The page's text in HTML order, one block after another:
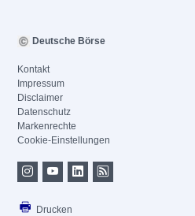
Deutsche Börse
Kontakt
Impressum
Disclaimer
Datenschutz
Markenrechte
Cookie-Einstellungen
Drucken